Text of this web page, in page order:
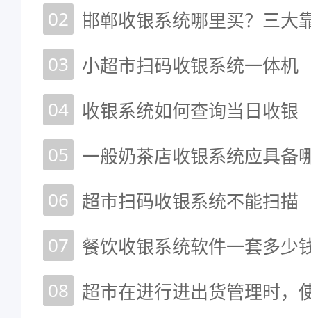
02 邯郸收银系统哪里买？三大
03
小超市扫码收银系统一体机
04 收银系统如何查询当日收银
05
一般奶茶店收银系统应具备
06 超市扫码收银系统不能扫描
07 餐饮收银系统软件一套多少
08 超市在进行进出货管理时，